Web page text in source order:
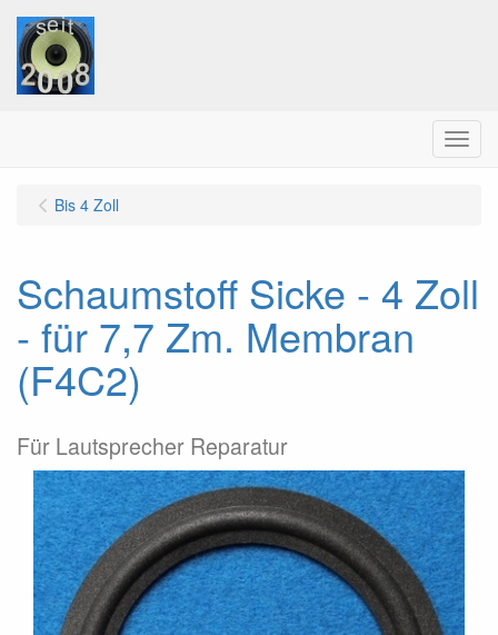
Menu
Bis 4 Zoll
Schaumstoff Sicke - 4 Zoll
- für 7,7 Zm. Membran
(F4C2)
Für Lautsprecher Reparatur